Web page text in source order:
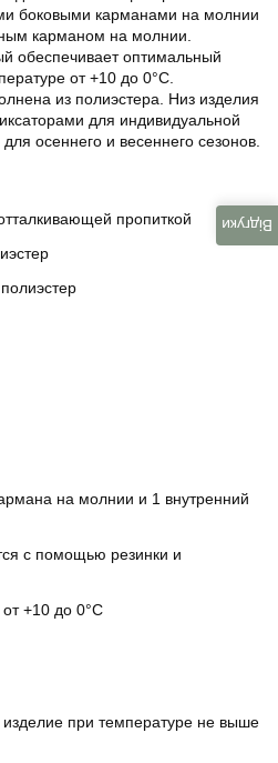
боковыми карманами на молнии
карманом на молнии.
обеспечивает оптимальный
от +10 до 0°C.
из полиэстера. Низ изделия
для индивидуальной
осеннего и весеннего сезонов.
пропиткой
на молнии и 1 внутренний
с помощью резинки и
+10 до 0°C
изделие при температуре не выше
Відгуки